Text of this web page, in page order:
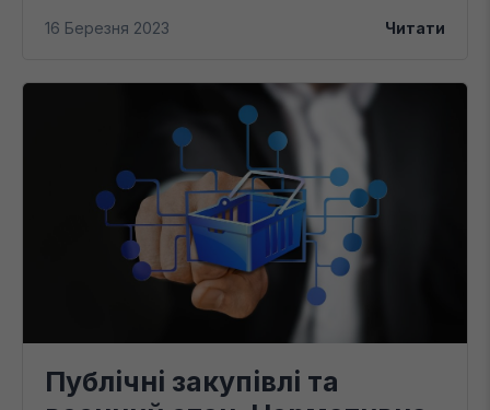
16 Березня 2023 Читати
Публічні закупівлі та